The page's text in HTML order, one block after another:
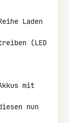
Laden
(LED
mit
nun